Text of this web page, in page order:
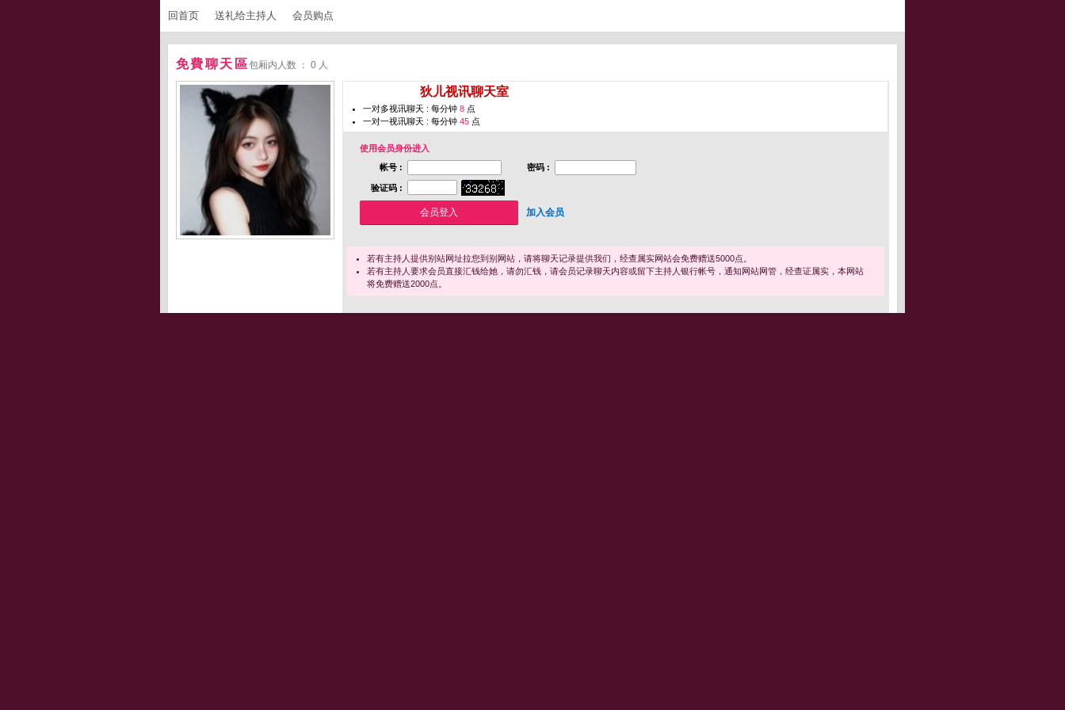
回首页 送礼给主持人 会员购点
免費聊天區包厢内人数 ： 0 人
狄儿视讯聊天室
一对多视讯聊天 : 每分钟 8 点
一对一视讯聊天 : 每分钟 45 点
使用会员身份进入
帐号 :
密码 :
验证码 :
加入会员
若有主持人提供别站网址拉您到别网站，请将聊天记录提供我们，经查属实网站会免费赠送5000点。
若有主持人要求会员直接汇钱给她，请勿汇钱，请会员记录聊天内容或留下主持人银行帐号，通知网站网管，经查证属实，本网站
将免费赠送2000点。